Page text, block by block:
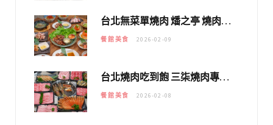
台北無菜單燒肉 燔之亭 燒肉場｜延吉街的 $980個人無菜單「雞」料理～
餐館美食 2026-02-09
台北燒肉吃到飽 三柒燒肉專門店｜日本A5和牛×龍蝦蟹腳雙拼，海陸霸氣開吃！
餐館美食 2026-02-08